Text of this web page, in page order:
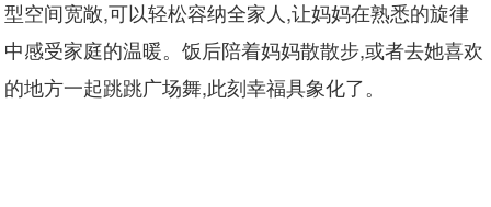
型空间宽敞,可以轻松容纳全家人,让妈妈在熟悉的旋律
中感受家庭的温暖。饭后陪着妈妈散散步,或者去她喜欢
的地方一起跳跳广场舞,此刻幸福具象化了。